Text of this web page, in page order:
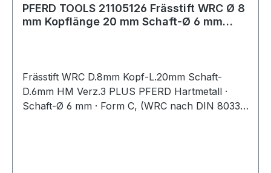
PFERD TOOLS 21105126 Frässtift WRC Ø 8
mm Kopflänge 20 mm Schaft-Ø 6 mm
Frässtift WRC D.8mm Kopf-L.20mm Schaft-
D.6mm HM Verz.3 PLUS PFERD Hartmetall ·
Schaft-Ø 6 mm · Form C, (WRC nach DIN 8033)